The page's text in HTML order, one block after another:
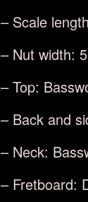
– Scale
– Nut width:
– Top:
– Back and
– Neck:
– Fretboard: